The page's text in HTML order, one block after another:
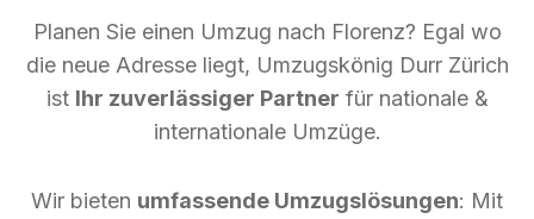
Planen Sie einen Umzug nach Florenz? Egal wo
die neue Adresse liegt, Umzugskönig Durr Zürich
ist Ihr zuverlässiger Partner für nationale &
internationale Umzüge.
Wir bieten umfassende Umzugslösungen: Mit